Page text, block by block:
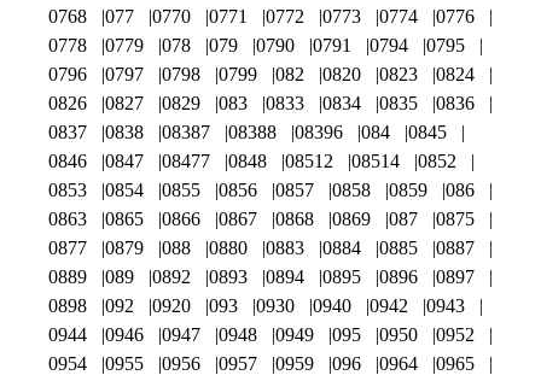
0768
077 0770 0771 0772 0773 0774
0776
0778
0779 078 079 0790 0791 0794
0795
0796
0797 0798 0799 082 0820 0823
0824
0826
0827 0829 083 0833 0834 0835
0836
0837
0838 08387 08388 08396 084
0845
0846
0847 08477 0848 08512 08514
0852
0853
0854 0855 0856 0857 0858 0859
086
0863
0865 0866 0867 0868 0869 087
0875
0877
0879 088 0880 0883 0884 0885
0887
0889
089 0892 0893 0894 0895 0896
0897
0898
092 0920 093 0930 0940 0942
0943
0944
0946 0947 0948 0949 095 0950
0952
0954
0955 0956 0957 0959 096 0964
0965